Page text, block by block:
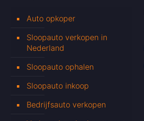
Auto opkoper
Sloopauto verkopen in
Nederland
Sloopauto ophalen
Sloopauto inkoop
Bedrijfsauto verkopen